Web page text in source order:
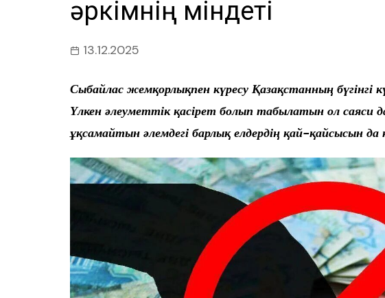
Парламент
Облыс әкімдігі
әркімнің міндеті
13.12.2025
Сыбайлас жемқорлықпен күресу Қазақстанның бүгінгі
Үлкен әлеуметтік қасірет болып табылатын ол саяси
ұқсамайтын әлемдегі барлық елдердің қай-қайсысын